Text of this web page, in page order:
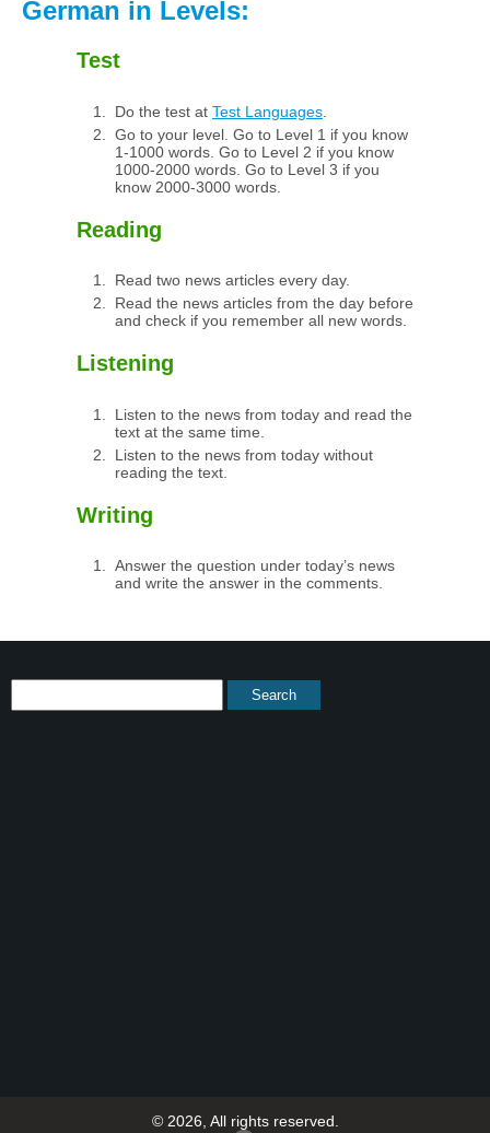
German in Levels:
Test
Do the test at Test Languages
Go to your level. Go to Level 1 if you know
1-1000 words. Go to Level 2 if you know
1000-2000 words. Go to Level 3 if you
know 2000-3000 words.
Reading
Read two news articles every day.
Read the news articles from the day before
and check if you remember all new words.
Listening
Listen to the news from today and read the
text at the same time.
Listen to the news from today without
reading the text.
Writing
Answer the question under today’s news
and write the answer in the comments.
© 2026, All rights reserved.